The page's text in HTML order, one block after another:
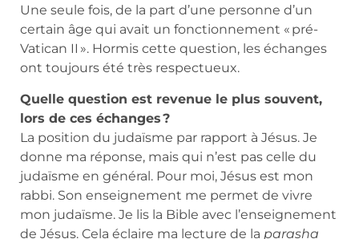
Une seule fois, de la part d’une personne d’un
certain âge qui avait un fonctionnement « pré-
Vatican II ». Hormis cette question, les échanges
ont toujours été très respectueux.
Quelle question est revenue le plus souvent,
lors de ces échanges ?
La position du judaïsme par rapport à Jésus. Je
donne ma réponse, mais qui n’est pas celle du
judaïsme en général. Pour moi, Jésus est mon
rabbi. Son enseignement me permet de vivre
mon judaïsme. Je lis la Bible avec l’enseignement
de Jésus. Cela éclaire ma lecture de la parasha